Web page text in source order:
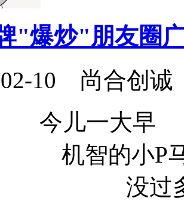
"爆炒"朋友圈
02-10 尚合创诚
一大早 微
智的小P马上
没过多久